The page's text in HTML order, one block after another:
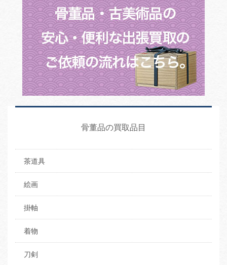
骨董品の買取品目
茶道具
絵画
掛軸
着物
刀剣